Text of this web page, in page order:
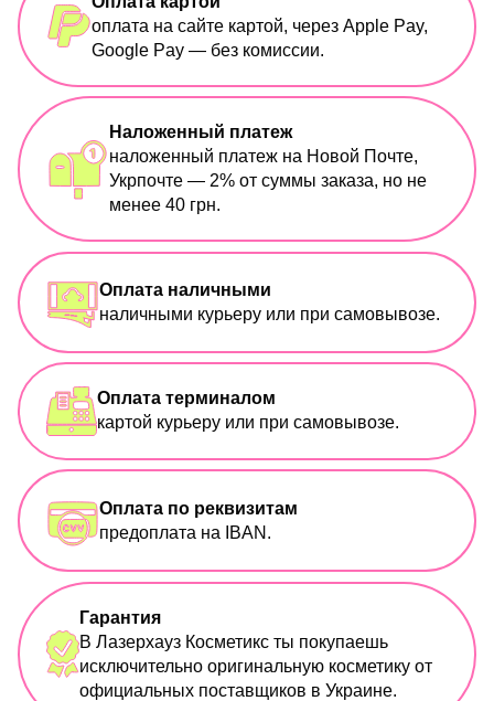
оплата на сайте картой, через Apple Pay,
Google Pay — без комиссии.
Наложенный платеж
наложенный платеж на Новой Почте,
Укрпочте — 2% от суммы заказа, но не
менее 40 грн.
Оплата наличными
наличными курьеру или при самовывозе.
Оплата терминалом
картой курьеру или при самовывозе.
Оплата по реквизитам
предоплата на IBAN.
Гарантия
В Лазерхауз Косметикс ты покупаешь
исключительно оригинальную косметику от
официальных поставщиков в Украине.